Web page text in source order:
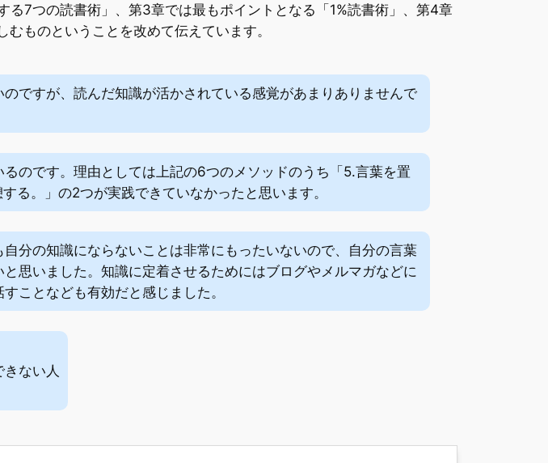
7つの読書術」、第3章では最もポイントとなる「1%読書術」、第4章
ものということを改めて伝えています。
ですが、読んだ知識が活かされている感覚があまりありませんで
のです。理由としては上記の6つのメソッドのうち「5.言葉を置
る。」の2つが実践できていなかったと思います。
分の知識にならないことは非常にもったいないので、自分の言葉
思いました。知識に定着させるためにはブログやメルマガなどに
ことなども有効だと感じました。
ない人